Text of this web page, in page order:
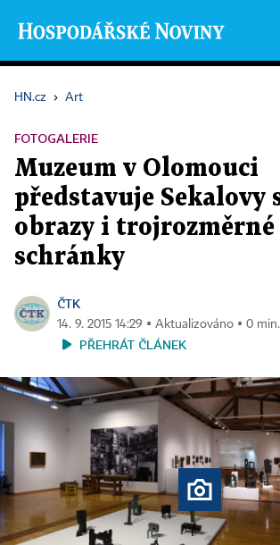
HN.cz › Art
FOTOGALERIE
Muzeum v Olomouci
představuje Sekalovy
obrazy i trojrozměrné
schránky
ČTK
14. 9. 2015 14:29 ▪ Aktualizováno ▪ 0
PŘEHRÁT ČLÁNEK